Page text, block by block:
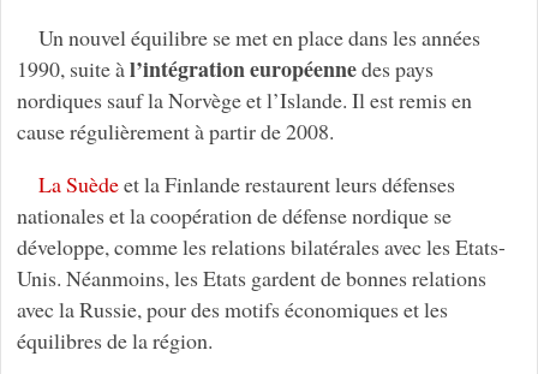
Un nouvel équilibre se met en place dans les années
1990, suite àl’intégration européennedes pays
nordiques sauf la Norvège et l’Islande. Il est remis en
cause régulièrement à partir de 2008.
La Suèdeet la Finlande restaurent leurs défenses
nationales et la coopération de défense nordique se
développe, comme les relations bilatérales avec les Etats-
Unis. Néanmoins, les Etats gardent de bonnes relations
avec la Russie, pour des motifs économiques et les
équilibres de la région.